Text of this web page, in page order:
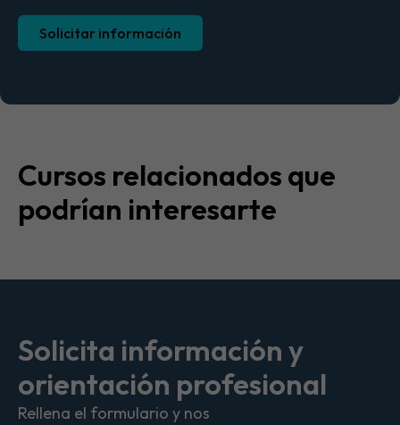
Solicitar información
Cursos relacionados que
podrían interesarte
Solicita información y
orientación profesional
Rellena el formulario y nos